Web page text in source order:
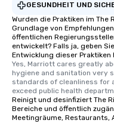
GESUNDHEIT UND
Wurden die Praktiken im The
Grundlage von
öffentlichen
entwickelt? Falls ja, geben
Entwicklung dieser Praktiken
Yes, Marriott cares greatly
hygiene and sanitation very
standards of cleanliness for
exceed public health
Reinigt und desinfiziert The
Bereiche und öffentlich
Meetingräume, Restaurants,